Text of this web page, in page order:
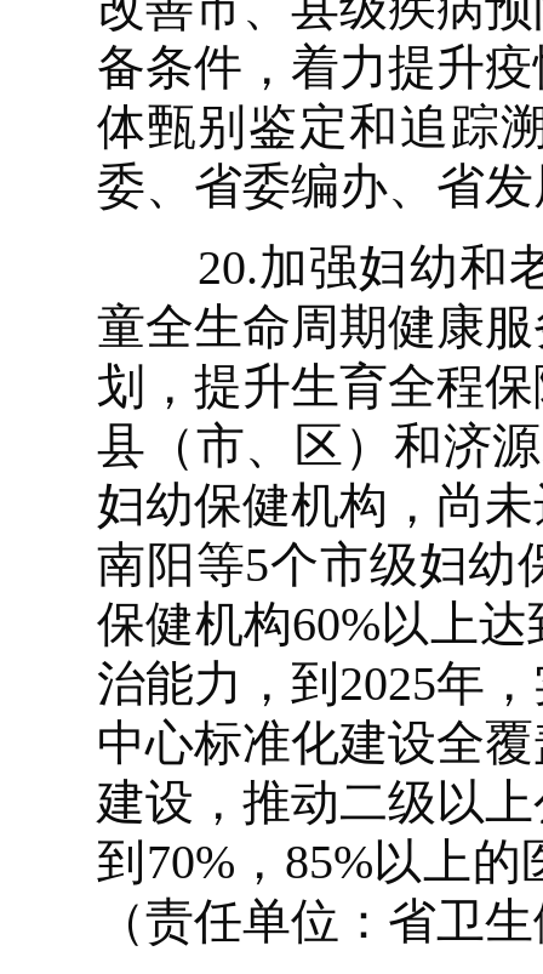
备条件，着力提升
体甄别鉴定和追踪
委、省委编办、省
20.加强妇幼和老
童全生命周期健康
划，提升生育全程
县（市、区）和济
妇幼保健机构，尚
南阳等5个市级妇幼
保健机构60%以上
治能力，到2025年
中心标准化建设全
建设，推动二级以
到70%，85%以上
（责任单位：省卫